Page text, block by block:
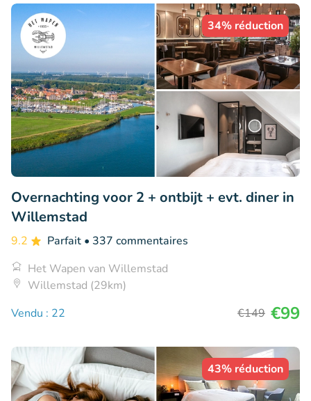
34% réduction
Overnachting voor 2 + ontbijt + evt. diner in
Willemstad
9.2 Parfait • 337 commentaires
Het Wapen van Willemstad
Willemstad (29km)
Vendu : 22
€149 €99
43% réduction